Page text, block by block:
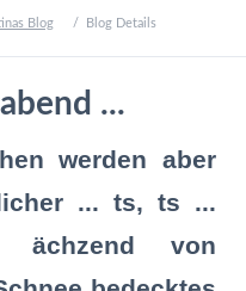
Blog Blog Details
...
werden aber
... ts, ts ...
ächzend von